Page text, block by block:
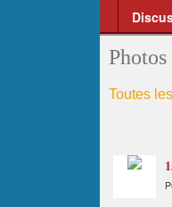
Photos
Toutes